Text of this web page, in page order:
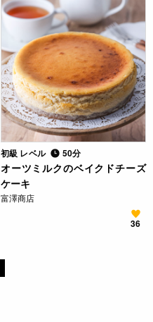
初級 レベル 50分
オーツミルクのベイクドチーズ
ケーキ
富澤商店
36